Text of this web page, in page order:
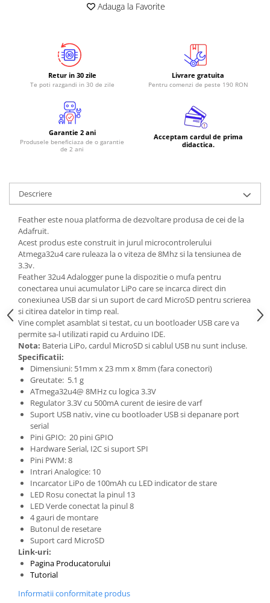
Adauga la Favorite
Retur in 30 zile
Te poti razgandi in 30 de zile
Livrare gratuita
Pentru comenzi de peste 190 RON
Garantie 2 ani
Produsele beneficiaza de o garantie
de 2 ani
Acceptam cardul de prima
didactica.
Descriere
Feather este noua platforma de dezvoltare produsa de cei de la
Adafruit.
Acest produs este construit in jurul microcontrolerului
Atmega32u4 care ruleaza la o viteza de 8Mhz si la tensiunea de
3.3v.
Feather 32u4 Adalogger pune la dispozitie o mufa pentru
conectarea unui acumulator LiPo care se incarca direct din
conexiunea USB dar si un suport de card MicroSD pentru scrierea
si citirea datelor in timp real.
Vine complet asamblat si testat, cu un bootloader USB care va
permite sa-l utilizati rapid cu Arduino IDE.
Nota: Bateria LiPo, cardul MicroSD si cablul USB nu sunt incluse.
Specificatii:
Dimensiuni: 51mm x 23 mm x 8mm (fara conectori)
Greutate: 5.1 g
ATmega32u4@ 8MHz cu logica 3.3V
Regulator 3.3V cu 500mA curent de iesire de varf
Suport USB nativ, vine cu bootloader USB si depanare port
serial
Pini GPIO: 20 pini GPIO
Hardware Serial, I2C si suport SPI
Pini PWM: 8
Intrari Analogice: 10
Incarcator LiPo de 100mAh cu LED indicator de stare
LED Rosu conectat la pinul 13
LED Verde conectat la pinul 8
4 gauri de montare
Butonul de resetare
Suport card MicroSD
Link-uri:
Pagina Producatorului
Tutorial
Informatii conformitate produs